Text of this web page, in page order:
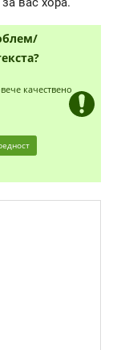
качествено